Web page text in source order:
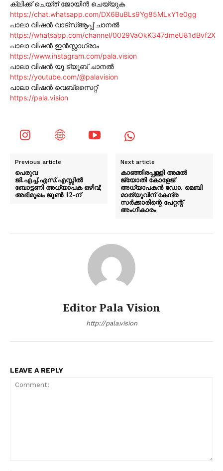
ക്ലിക്ക് ചെയ്ത് ജോയിൻ ചെയ്യുക
https://chat.whatsapp.com/DX6BuBLs9Yg85MLxY1e0gg
പാലാ വിഷൻ വാട്സ്ആപ്പ് ചാനൽ
https://whatsapp.com/channel/0029VaOkK347dmeU81dBvf2X
പാലാ വിഷൻ ഇൻസ്റ്റാഗ്രാം
https://www.instagram.com/pala.vision
പാലാ വിഷൻ യൂ ട്യൂബ് ചാനൽ
https://youtube.com/@palavision
പാലാ വിഷൻ വെബ്സൈറ്റ്
https://pala.vision
Previous article
പെരുവ
ജി.എച്ച്.എസ്.എസ്സിൽ
ബോട്ടണി അധ്യാപക ഒഴിവ്;
അഭിമുഖം ജൂൺ 12-ന്
Next article
കാഞ്ഞിരപ്പള്ളി അമൽ
ജ്യോതി കോളേജ്
അധ്യാപകൻ ഡോ. മെബി
മാത്യുവിന് കേന്ദ്ര
സർക്കാരിന്റെ പേറ്റന്റ്
അംഗീകാരം
Editor Pala Vision
http://pala.vision
LEAVE A REPLY